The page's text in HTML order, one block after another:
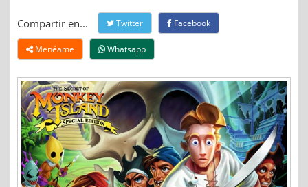
Compartir en... Twitter Facebook
Menéame Whatsapp